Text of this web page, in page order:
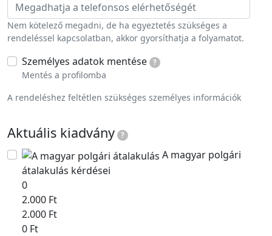
Nem kötelező megadni, de ha egyeztetés szükséges a
rendeléssel kapcsolatban, akkor gyorsíthatja a folyamatot.
Személyes adatok mentése ?
Mentés a profilomba
A rendeléshez feltétlen szükséges személyes információk
Aktuális kiadvány ?
A magyar polgári
átalakulás kérdései
0
2.000 Ft
2.000 Ft
0 Ft